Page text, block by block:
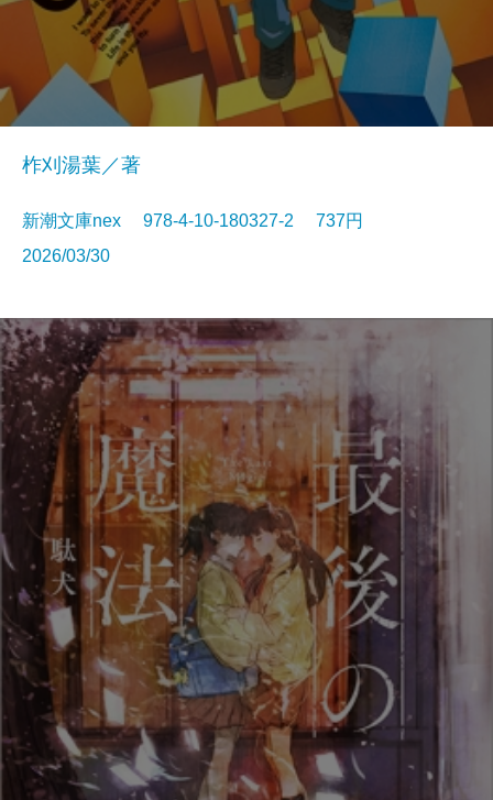
柞刈湯葉／著
新潮文庫nex 978-4-10-180327-2 737円
2026/03/30